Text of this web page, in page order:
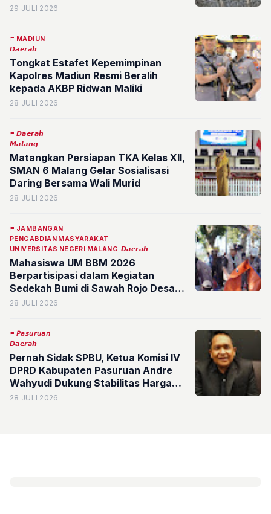
29 JULI 2026
MADIUN
𝘿𝙖𝙚𝙧𝙖𝙝
Tongkat Estafet Kepemimpinan
Kapolres Madiun Resmi Beralih
kepada AKBP Ridwan Maliki
28 JULI 2026
𝘿𝙖𝙚𝙧𝙖𝙝
𝙈𝙖𝙡𝙖𝙣𝙜
Matangkan Persiapan TKA Kelas XII,
SMAN 6 Malang Gelar Sosialisasi
Daring Bersama Wali Murid
28 JULI 2026
JAMBANGAN
PENGABDIAN MASYARAKAT
UNIVERSITAS NEGERI MALANG 𝘿𝙖𝙚𝙧𝙖𝙝
Mahasiswa UM BBM 2026
Berpartisipasi dalam Kegiatan
Sedekah Bumi di Sawah Rojo Desa
Jambangan
28 JULI 2026
𝘗𝘢𝘴𝘶𝘳𝘶𝘢𝘯
𝘿𝙖𝙚𝙧𝙖𝙝
Pernah Sidak SPBU, Ketua Komisi IV
DPRD Kabupaten Pasuruan Andre
Wahyudi Dukung Stabilitas Harga
BBM
28 JULI 2026